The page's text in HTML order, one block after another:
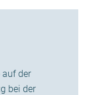
der
bei der